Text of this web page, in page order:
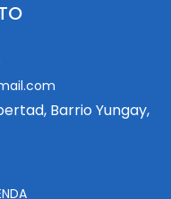
Barrio Yungay,